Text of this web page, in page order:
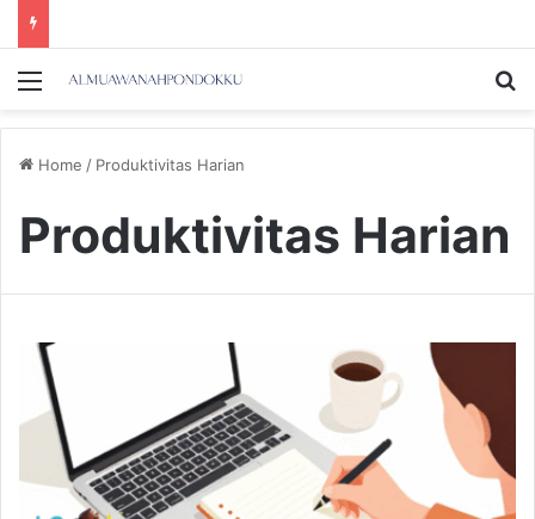
Menu
Home / Produktivitas Harian
Produktivitas Harian